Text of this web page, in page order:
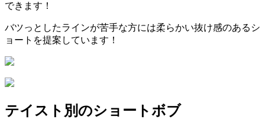
できます！
バツっとしたラインが苦手な方には柔らかい抜け感のあるシ
ョートを提案しています！
テイスト別のショートボブ